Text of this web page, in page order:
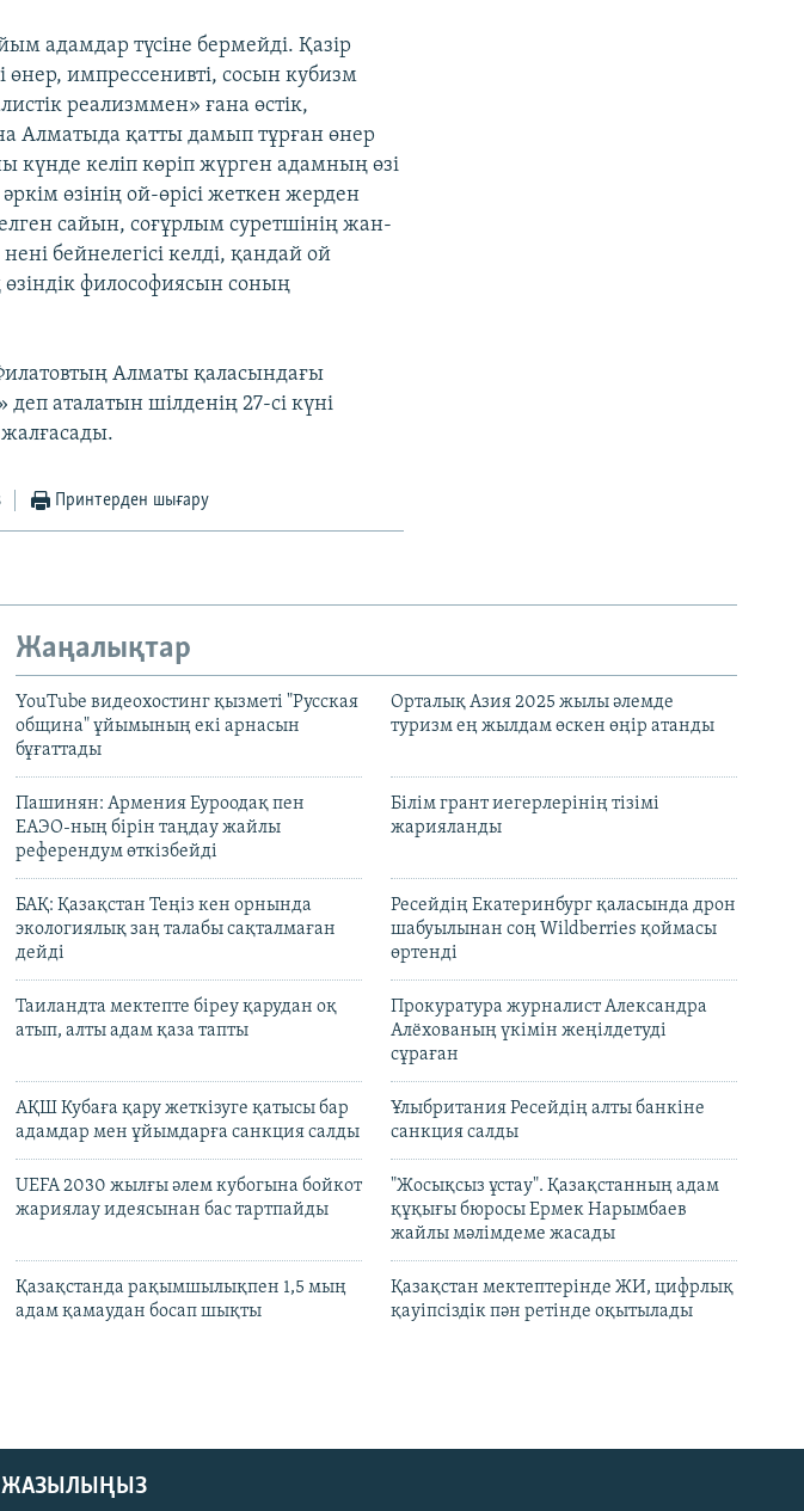
адамдар түсіне бермейді. Қазір
өнер, импрессенивті, сосын кубизм
реализммен» ғана өстік,
Алматыда қатты дамып тұрған өнер
күнде келіп көріп жүрген адамның өзі
әркім өзінің ой-өрісі жеткен жерден
сайын, соғұрлым суретшінің жан-
бейнелегісі келді, қандай ой
философиясын соның
Алматы қаласындағы
аталатын шілденің 27-сі күні
Принтерден шығару
Жаңалықтар
YouTube видеохостинг қызметі "Русская
община" ұйымының екі арнасын
бұғаттады
Орталық Азия 2025 жылы әлемде
туризм ең жылдам өскен өңір атанды
Пашинян: Армения Еуроодақ пен
ЕАЭО-ның бірін таңдау жайлы
референдум өткізбейді
Білім грант иегерлерінің тізімі
жарияланды
БАҚ: Қазақстан Теңіз кен орнында
экологиялық заң талабы сақталмаған
дейді
Ресейдің Екатеринбург қаласында дрон
шабуылынан соң Wildberries қоймасы
өртенді
Таиландта мектепте біреу қарудан оқ
атып, алты адам қаза тапты
Прокуратура журналист Александра
Алёхованың үкімін жеңілдетуді
сұраған
АҚШ Кубаға қару жеткізуге қатысы бар
адамдар мен ұйымдарға санкция салды
Ұлыбритания Ресейдің алты банкіне
санкция салды
UEFA 2030 жылғы әлем кубогына бойкот
жариялау идеясынан бас тартпайды
"Жосықсыз ұстау". Қазақстанның адам
құқығы бюросы Ермек Нарымбаев
жайлы мәлімдеме жасады
Қазақстанда рақымшылықпен 1,5 мың
адам қамаудан босап шықты
Қазақстан мектептерінде ЖИ, цифрлық
қауіпсіздік пән ретінде оқытылады
ЖАЗЫЛЫҢЫЗ